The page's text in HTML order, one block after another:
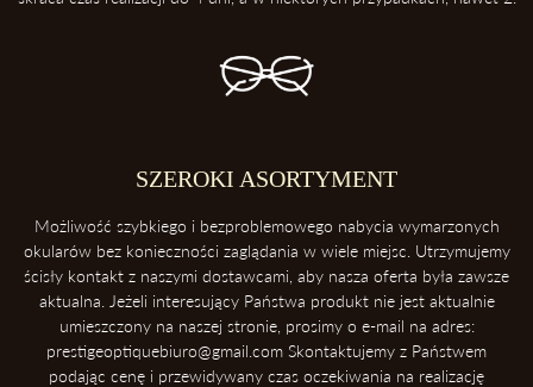
4. Unikaj kontaktu z wysokimi temperaturami
źródeł ciepła takich, jak deska rozdzielcza samochodu. Soczewki
5. Ściąganie okularówSZEROKI ASORTYMENT
Możliwość szybkiego i bezproblemowego nabycia wymarzonych
okularów bez konieczności zaglądania w wiele miejsc. Utrzymujemy
ścisły kontakt z naszymi dostawcami, aby nasza oferta była zawsze
aktualna. Jeżeli interesujący Państwa produkt nie jest aktualnie
umieszczony na naszej stronie, prosimy o e-mail na adres:
prestigeoptiquebiuro@gmail.com Skontaktujemy z Państwem
podając cenę i przewidywany czas oczekiwania na realizację